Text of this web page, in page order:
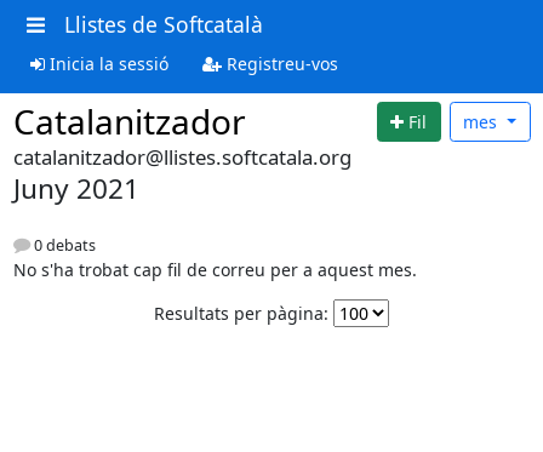
Llistes de Softcatalà
Inicia la sessió Registreu-vos
Catalanitzador Fil mes
catalanitzador@llistes.softcatala.org
Juny 2021
0 debats
No s'ha trobat cap fil de correu per a aquest mes.
Resultats per pàgina: